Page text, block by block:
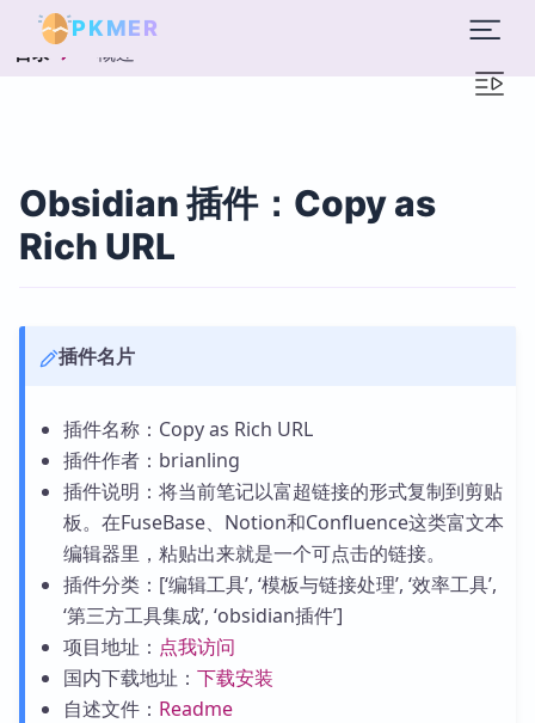
PKMER
目录 概述
Obsidian 插件：Copy as
Rich URL
插件名片
插件名称：Copy as Rich URL
插件作者：brianling
插件说明：将当前笔记以富超链接的形式复制到剪贴
板。在FuseBase、Notion和Confluence这类富文本
编辑器里，粘贴出来就是一个可点击的链接。
插件分类：[‘编辑工具’, ‘模板与链接处理’, ‘效率工具’,
‘第三方工具集成’, ‘obsidian插件’]
项目地址： 点我访问
国内下载地址： 下载安装
自述文件： Readme